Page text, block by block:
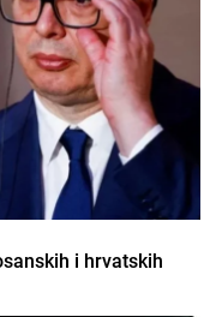
i hrvatskih